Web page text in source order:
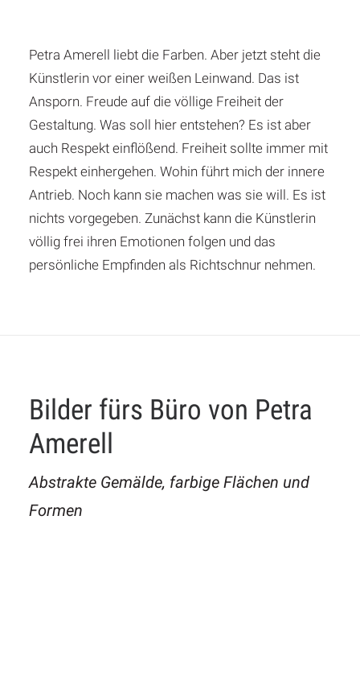
Petra Amerell liebt die Farben. Aber jetzt steht die
Künstlerin vor einer weißen Leinwand. Das ist
Ansporn. Freude auf die völlige Freiheit der
Gestaltung. Was soll hier entstehen? Es ist aber
auch Respekt einflößend. Freiheit sollte immer mit
Respekt einhergehen. Wohin führt mich der innere
Antrieb. Noch kann sie machen was sie will. Es ist
nichts vorgegeben. Zunächst kann die Künstlerin
völlig frei ihren Emotionen folgen und das
persönliche Empfinden als Richtschnur nehmen.
Bilder fürs Büro von Petra
Amerell
Abstrakte Gemälde, farbige Flächen und
Formen